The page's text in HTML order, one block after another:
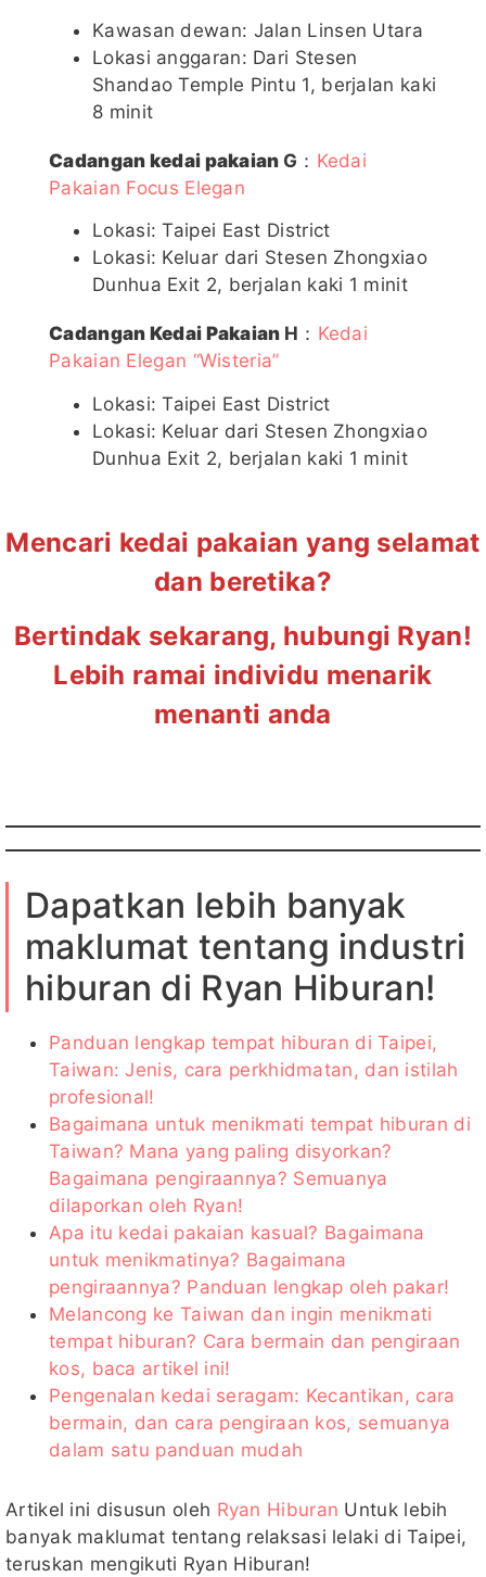
Kawasan dewan: Jalan Linsen Utara
Lokasi anggaran: Dari Stesen
Shandao Temple Pintu 1, berjalan kaki
8 minit
Cadangan kedai pakaian G ： Kedai
Pakaian Focus Elegan
Lokasi: Taipei East District
Lokasi: Keluar dari Stesen Zhongxiao
Dunhua Exit 2, berjalan kaki 1 minit
Cadangan Kedai Pakaian H ： Kedai
Pakaian Elegan “Wisteria”
Lokasi: Taipei East District
Lokasi: Keluar dari Stesen Zhongxiao
Dunhua Exit 2, berjalan kaki 1 minit
Mencari kedai pakaian yang selamat
dan beretika?
Bertindak sekarang, hubungi Ryan!
Lebih ramai individu menarik
menanti anda
Dapatkan lebih banyak
maklumat tentang industri
hiburan di Ryan Hiburan!
Panduan lengkap tempat hiburan di Taipei,
Taiwan: Jenis, cara perkhidmatan, dan istilah
profesional!
Bagaimana untuk menikmati tempat hiburan di
Taiwan? Mana yang paling disyorkan?
Bagaimana pengiraannya? Semuanya
dilaporkan oleh Ryan!
Apa itu kedai pakaian kasual? Bagaimana
untuk menikmatinya? Bagaimana
pengiraannya? Panduan lengkap oleh pakar!
Melancong ke Taiwan dan ingin menikmati
tempat hiburan? Cara bermain dan pengiraan
kos, baca artikel ini!
Pengenalan kedai seragam: Kecantikan, cara
bermain, dan cara pengiraan kos, semuanya
dalam satu panduan mudah
Artikel ini disusun oleh Ryan Hiburan Untuk lebih
banyak maklumat tentang relaksasi lelaki di Taipei,
teruskan mengikuti Ryan Hiburan!